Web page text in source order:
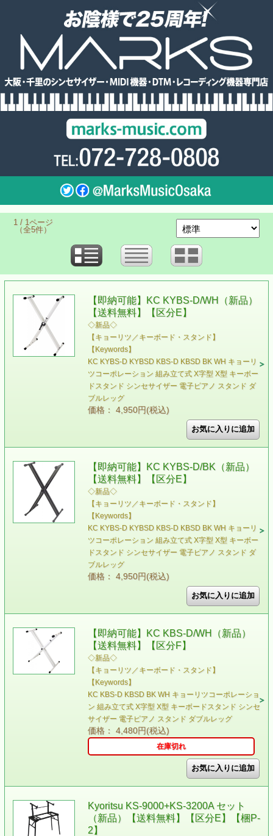
1 / 1ページ
（全5件）
【即納可能】KC KYBS-D/WH（新品）
【送料無料】【区分E】
◇新品◇
【キョーリツ／キーボード・スタンド】
【Keywords】
KC KYBS-D KYBSD KBS-D KBSD BK WH キョーリ
ツコーポレーション 組み立て式 X字型 X型 キーボー
ドスタンド シンセサイザー 電子ピアノ スタンド ダ
ブルレッグ
価格： 4,950円(税込)
【即納可能】KC KYBS-D/BK（新品）
【送料無料】【区分E】
◇新品◇
【キョーリツ／キーボード・スタンド】
【Keywords】
KC KYBS-D KYBSD KBS-D KBSD BK WH キョーリ
ツコーポレーション 組み立て式 X字型 X型 キーボー
ドスタンド シンセサイザー 電子ピアノ スタンド ダ
ブルレッグ
価格： 4,950円(税込)
【即納可能】KC KBS-D/WH（新品）
【送料無料】【区分F】
◇新品◇
【キョーリツ／キーボード・スタンド】
【Keywords】
KC KBS-D KBSD BK WH キョーリツコーポレーショ
ン 組み立て式 X字型 X型 キーボードスタンド シンセ
サイザー 電子ピアノ スタンド ダブルレッグ
価格： 4,480円(税込)
在庫切れ
Kyoritsu KS-9000+KS-3200A セット
（新品）【送料無料】【区分E】【梱P-
2】